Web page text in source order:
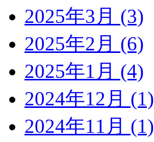
2025年3月 (3)
2025年2月 (6)
2025年1月 (4)
2024年12月 (1)
2024年11月 (1)